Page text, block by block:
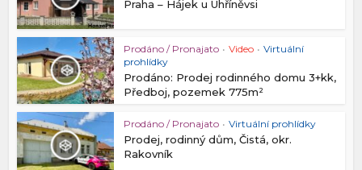
Praha – Hájek u Uhříněvsi
Prodáno / Pronajato • Video • Virtuální
prohlídky
Prodáno: Prodej rodinného domu 3+kk,
Předboj, pozemek 775m²
Prodáno / Pronajato • Virtuální prohlídky
Prodej, rodinný dům, Čistá, okr.
Rakovník